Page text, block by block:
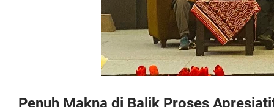
Penuh Makna di Balik Proses